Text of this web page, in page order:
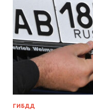
ГИБДД